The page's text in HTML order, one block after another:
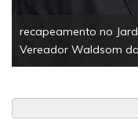
recapeamento no
Vereador Waldsom